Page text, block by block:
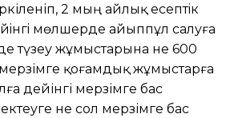
2 мың айлық есептiк
мөлшерде айыппұл салуға
түзеу жұмыстарына не 600
мерзімге қоғамдық жұмыстарға
дейінгі мерзімге бас
не сол мерзімге бас